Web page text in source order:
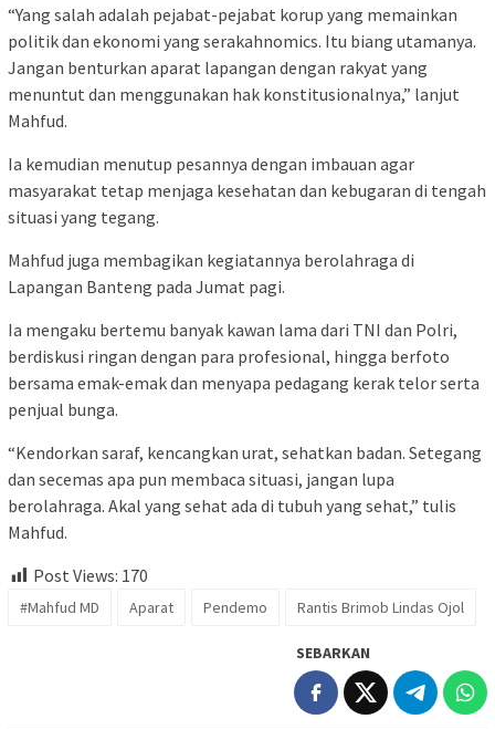
“Yang salah adalah pejabat-pejabat korup yang memainkan
politik dan ekonomi yang serakahnomics. Itu biang utamanya.
Jangan benturkan aparat lapangan dengan rakyat yang
menuntut dan menggunakan hak konstitusionalnya,” lanjut
Mahfud.
Ia kemudian menutup pesannya dengan imbauan agar
masyarakat tetap menjaga kesehatan dan kebugaran di tengah
situasi yang tegang.
Mahfud juga membagikan kegiatannya berolahraga di
Lapangan Banteng pada Jumat pagi.
Ia mengaku bertemu banyak kawan lama dari TNI dan Polri,
berdiskusi ringan dengan para profesional, hingga berfoto
bersama emak-emak dan menyapa pedagang kerak telor serta
penjual bunga.
“Kendorkan saraf, kencangkan urat, sehatkan badan. Setegang
dan secemas apa pun membaca situasi, jangan lupa
berolahraga. Akal yang sehat ada di tubuh yang sehat,” tulis
Mahfud.
Post Views: 170
#Mahfud MD Aparat Pendemo Rantis Brimob Lindas Ojol
SEBARKAN